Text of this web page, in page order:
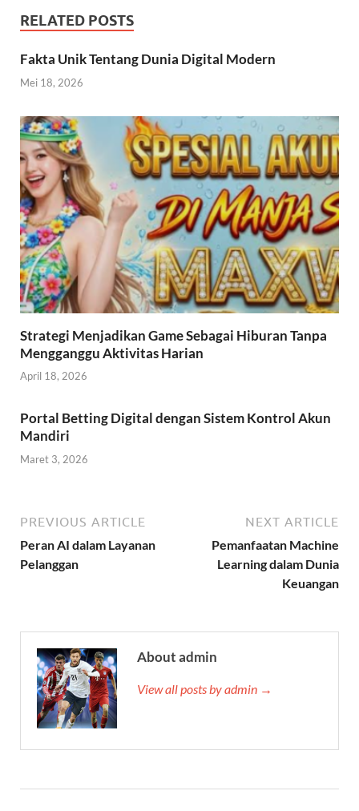
RELATED POSTS
Fakta Unik Tentang Dunia Digital Modern
Mei 18, 2026
Strategi Menjadikan Game Sebagai Hiburan Tanpa
Mengganggu Aktivitas Harian
April 18, 2026
Portal Betting Digital dengan Sistem Kontrol Akun
Mandiri
Maret 3, 2026
PREVIOUS ARTICLE
Peran AI dalam Layanan
Pelanggan
NEXT ARTICLE
Pemanfaatan Machine
Learning dalam Dunia
Keuangan
About admin
View all posts by admin →